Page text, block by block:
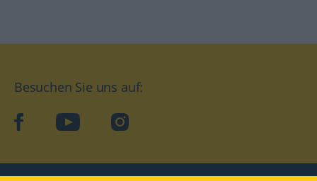
Besuchen Sie uns auf:
facebookYouTube Instagram